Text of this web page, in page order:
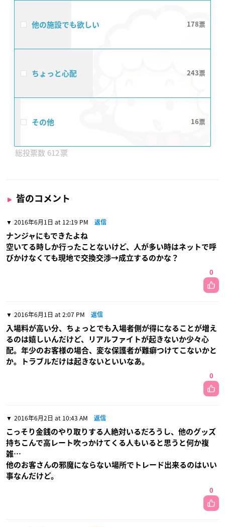
他の施設でも欲しい 178
ちょっと心配 243
その他 16
612
皆のコメント
2016年6月1日 at 12:19 PM 返信
ナンジャにもできたよね
空いてる時しか行ったことないけど、人が多い時はネットで呼
びかけなくても現地で交換交渉→成立するのかな？
0
2016年6月1日 at 2:07 PM 返信
入場料が高い分、ちょっとでも入場者側が得になることが増え
るのは嬉しいんだけど、リアルファイトが起きないか少々心
配。年少のお客様の場合、変な保護者が難癖つけてこないかと
か。トラブルだけは起きないといいなあ。
0
2016年6月2日 at 10:43 AM 返信
こっそり金銭のやり取りする人絶対いるだろうし、他のグッズ
持ちこんで高レート吹っかけてくる人もいると思うと何か複
雑…
他のお客さんの邪魔にならない場所でトレード出来るのはいい
事なんだけど。
0